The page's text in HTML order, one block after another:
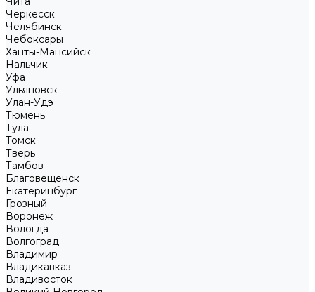
Черкесск
Челябинск
Чебоксары
Ханты-Мансийск
Нальчик
Уфа
Ульяновск
Улан-Удэ
Тюмень
Тула
Томск
Тверь
Тамбов
Благовещенск
Екатеринбург
Грозный
Воронеж
Вологда
Волгоград
Владимир
Владикавказ
Владивосток